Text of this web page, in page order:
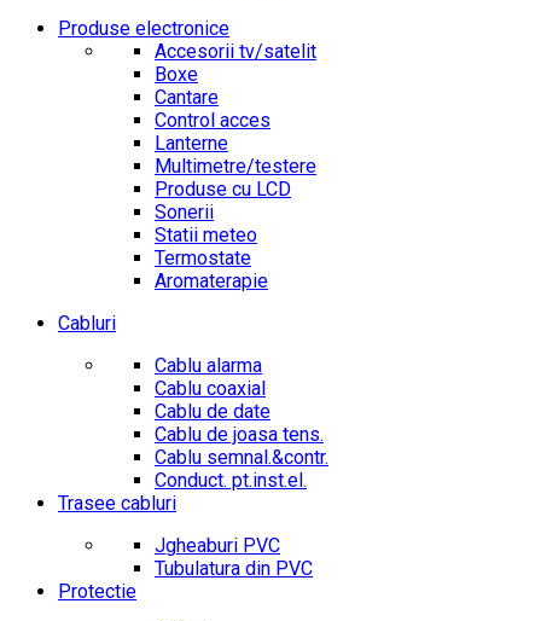
Produse electronice
Accesorii tv/satelit
Boxe
Cantare
Control acces
Lanterne
Multimetre/testere
Produse cu LCD
Sonerii
Statii meteo
Termostate
Aromaterapie
Cabluri
Cablu alarma
Cablu coaxial
Cablu de date
Cablu de joasa tens.
Cablu semnal.&contr.
Conduct. pt.inst.el.
Trasee cabluri
Jgheaburi PVC
Tubulatura din PVC
Protectie